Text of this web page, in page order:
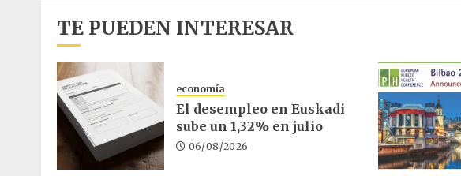
TE PUEDEN INTERESAR
economía
El desempleo en Euskadi
sube un 1,32% en julio
06/08/2026